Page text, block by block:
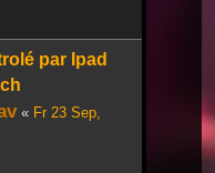
par Ipad
« Fr 23 Sep,